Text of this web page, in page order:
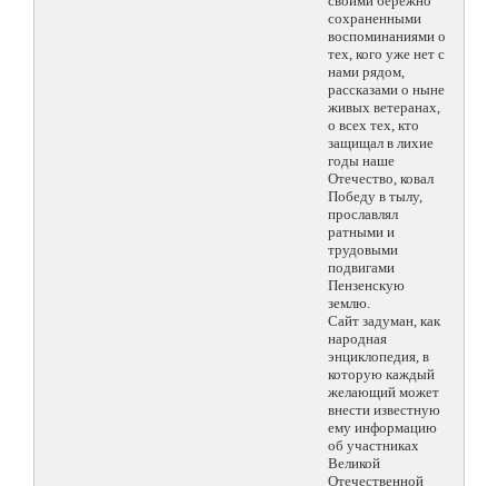
сохраненными
воспоминаниями о
тех, кого уже нет с
нами рядом,
рассказами о ныне
живых ветеранах,
о всех тех, кто
защищал в лихие
годы наше
Отечество, ковал
Победу в тылу,
прославлял
ратными и
трудовыми
подвигами
Пензенскую
землю.
Сайт задуман, как
народная
энциклопедия, в
которую каждый
желающий может
внести известную
ему информацию
об участниках
Великой
Отечественной